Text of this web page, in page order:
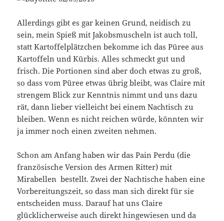
Allerdings gibt es gar keinen Grund, neidisch zu
sein, mein Spieß mit Jakobsmuscheln ist auch toll,
statt Kartoffelplätzchen bekomme ich das Püree aus
Kartoffeln und Kürbis. Alles schmeckt gut und
frisch. Die Portionen sind aber doch etwas zu groß,
so dass vom Püree etwas übrig bleibt, was Claire mit
strengem Blick zur Kenntnis nimmt und uns dazu
rät, dann lieber vielleicht bei einem Nachtisch zu
bleiben. Wenn es nicht reichen würde, könnten wir
ja immer noch einen zweiten nehmen.
Schon am Anfang haben wir das Pain Perdu (die
französische Version des Armen Ritter) mit
Mirabellen bestellt. Zwei der Nachtische haben eine
Vorbereitungszeit, so dass man sich direkt für sie
entscheiden muss. Darauf hat uns Claire
glücklicherweise auch direkt hingewiesen und da